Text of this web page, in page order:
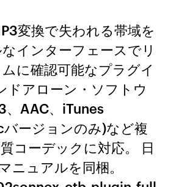
変換で失われる帯域を
インターフェースでリ
に確認可能なプラグイ
ドアローン・ソフトウ
、AAC、iTunes
ージョンのみ)など複
コーデックに対応。 日
ニュアルを同梱。